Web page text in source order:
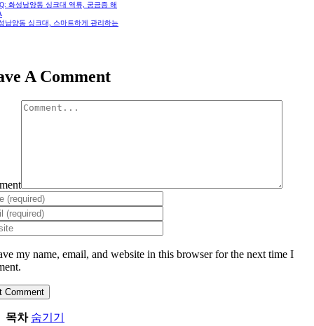
화성남양동 싱크대 역류, 궁금증 해
남양동 싱크대, 스마트하게 관리하는
A Comment
my name, email, and website in this browser for the next time I
목차 숨기기